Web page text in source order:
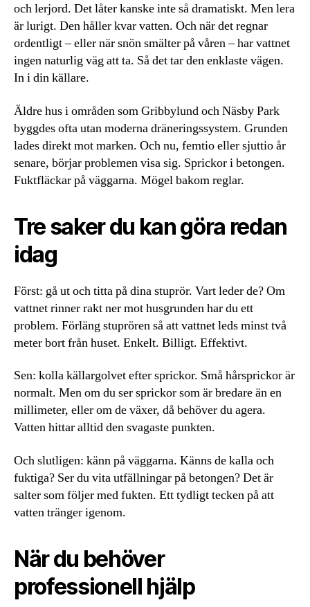
och lerjord. Det låter kanske inte så dramatiskt. Men lera
är lurigt. Den håller kvar vatten. Och när det regnar
ordentligt – eller när snön smälter på våren – har vattnet
ingen naturlig väg att ta. Så det tar den enklaste vägen.
In i din källare.
Äldre hus i områden som Gribbylund och Näsby Park
byggdes ofta utan moderna dräneringssystem. Grunden
lades direkt mot marken. Och nu, femtio eller sjuttio år
senare, börjar problemen visa sig. Sprickor i betongen.
Fuktfläckar på väggarna. Mögel bakom reglar.
Tre saker du kan göra redan
idag
Först: gå ut och titta på dina stuprör. Vart leder de? Om
vattnet rinner rakt ner mot husgrunden har du ett
problem. Förläng stuprören så att vattnet leds minst två
meter bort från huset. Enkelt. Billigt. Effektivt.
Sen: kolla källargolvet efter sprickor. Små hårsprickor är
normalt. Men om du ser sprickor som är bredare än en
millimeter, eller om de växer, då behöver du agera.
Vatten hittar alltid den svagaste punkten.
Och slutligen: känn på väggarna. Känns de kalla och
fuktiga? Ser du vita utfällningar på betongen? Det är
salter som följer med fukten. Ett tydligt tecken på att
vatten tränger igenom.
När du behöver
professionell hjälp